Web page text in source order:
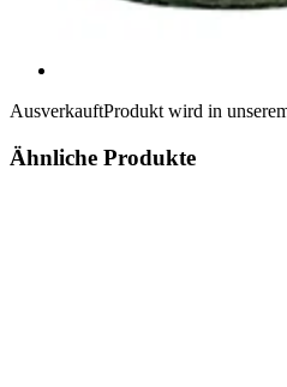
AusverkauftProdukt wird in
Ähnliche Produkte